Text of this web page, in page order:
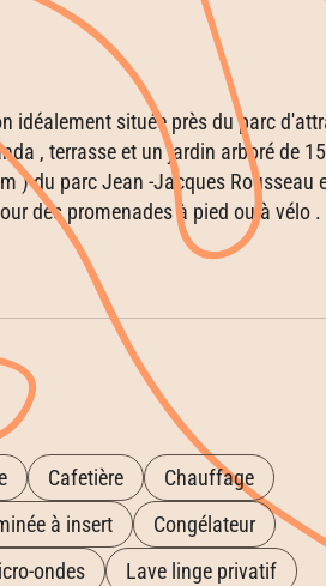
idéalement située près du parc
, terrasse et un jardin arboré de
) du parc Jean -Jacques Rousseau
des promenades à pied ou à vélo .
Cafetière
Chauffage
à insert
Congélateur
ondes
Lave linge privatif